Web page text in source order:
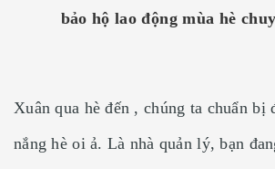
bảo hộ lao động mùa hè
Xuân qua hè đến , chúng ta chuẩn bị
nắng hè oi ả. Là nhà quản lý, bạn